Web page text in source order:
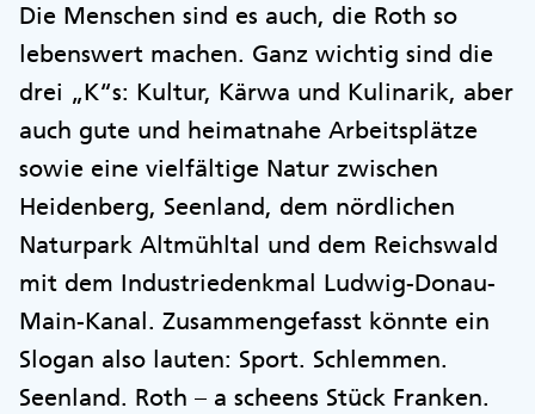
Die Menschen sind es auch, die Roth so
lebenswert machen. Ganz wichtig sind die
drei „K“s: Kultur, Kärwa und Kulinarik, aber
auch gute und heimatnahe Arbeitsplätze
sowie eine vielfältige Natur zwischen
Heidenberg, Seenland, dem nördlichen
Naturpark Altmühltal und dem Reichswald
mit dem Industriedenkmal Ludwig-Donau-
Main-Kanal. Zusammengefasst könnte ein
Slogan also lauten: Sport. Schlemmen.
Seenland. Roth – a scheens Stück Franken.